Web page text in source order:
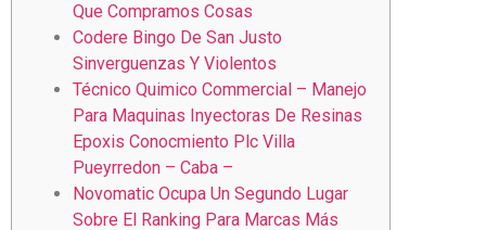
Que Compramos Cosas
Codere Bingo De San Justo
Sinverguenzas Y Violentos
Técnico Quimico Commercial – Manejo
Para Maquinas Inyectoras De Resinas
Epoxis Conocmiento Plc Villa
Pueyrredon – Caba –
Novomatic Ocupa Un Segundo Lugar
Sobre El Ranking Para Marcas Más